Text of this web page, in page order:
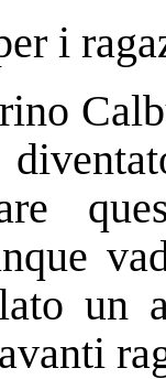
i
un